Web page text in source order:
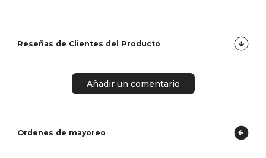
Reseñas de Clientes del Producto
Añadir un comentario
Ordenes de mayoreo